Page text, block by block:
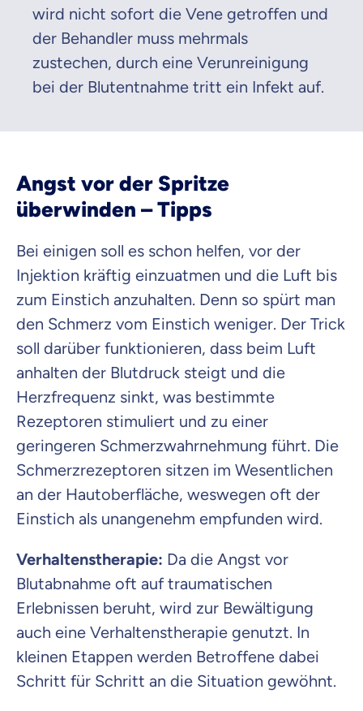
wird nicht sofort die Vene getroffen und
der Behandler muss mehrmals
zustechen, durch eine Verunreinigung
bei der Blutentnahme tritt ein Infekt auf.
Angst vor der Spritze
überwinden – Tipps
Bei einigen soll es schon helfen, vor der
Injektion kräftig einzuatmen und die Luft bis
zum Einstich anzuhalten. Denn so spürt man
den Schmerz vom Einstich weniger. Der Trick
soll darüber funktionieren, dass beim Luft
anhalten der Blutdruck steigt und die
Herzfrequenz sinkt, was bestimmte
Rezeptoren stimuliert und zu einer
geringeren Schmerzwahrnehmung führt. Die
Schmerzrezeptoren sitzen im Wesentlichen
an der Hautoberfläche, weswegen oft der
Einstich als unangenehm empfunden wird.
Verhaltenstherapie: Da die Angst vor
Blutabnahme oft auf traumatischen
Erlebnissen beruht, wird zur Bewältigung
auch eine Verhaltenstherapie genutzt. In
kleinen Etappen werden Betroffene dabei
Schritt für Schritt an die Situation gewöhnt.